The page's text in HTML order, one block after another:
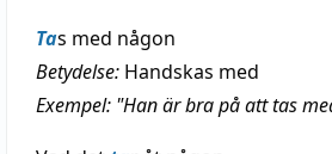
Tas med någon
Betydelse: Handskas med
Exempel: "Han är bra på att tas